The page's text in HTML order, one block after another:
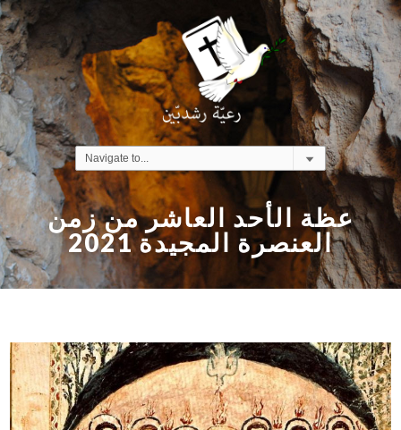
عظة الأحد العاشر من زمن
العنصرة المجيدة 2021